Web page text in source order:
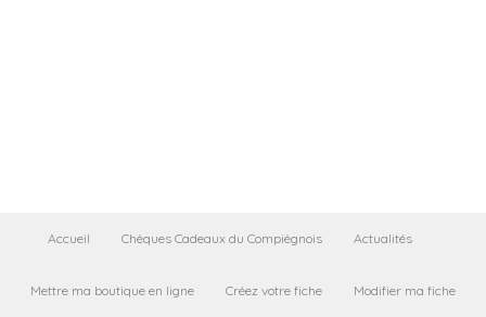
Accueil Chèques Cadeaux du Compiègnois Actualités
Mettre ma boutique en ligne Créez votre fiche Modifier ma fiche